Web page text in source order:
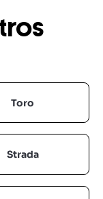
Toro
Strada